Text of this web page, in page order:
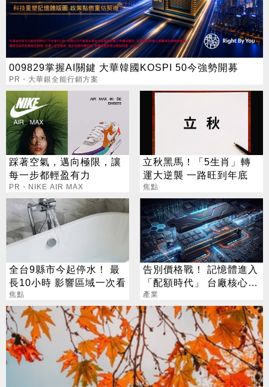
009829掌握AI關鍵 大華韓國KOSPI 50今強勢開募
PR・大華銀全能行銷方案
踩著空氣，邁向極限，讓
每一步都輕盈有力
PR・NIKE AIR MAX
立秋黑馬！「5生肖」轉
運大逆襲 一路旺到年底
焦點
全台9縣市今起停水！ 最
長10小時 影響區域一次看
焦點
告別價格戰！ 記憶體進入
「配額時代」 台廠核心指
標一次看
產業